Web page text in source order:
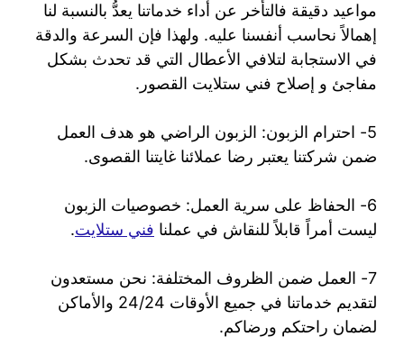
مواعيد دقيقة فالتأخر عن أداء خدماتنا يعدُّ بالنسبة لنا
إهمالاً نحاسب أنفسنا عليه. ولهذا فإن السرعة والدقة
في الاستجابة لتلافي الأعطال التي قد تحدث بشكل
مفاجئ و إصلاح فني ستلايت القصور.
5- احترام الزبون: الزبون الراضي هو هدف العمل
ضمن شركتنا يعتبر رضا عملائنا غايتنا القصوى.
6- الحفاظ على سرية العمل: خصوصيات الزبون
ليست أمراً قابلاً للنقاش في عملنا فني ستلايت.
7- العمل ضمن الظروف المختلفة: نحن مستعدون
لتقديم خدماتنا في جميع الأوقات 24/24 والأماكن
لضمان راحتكم ورضاكم.